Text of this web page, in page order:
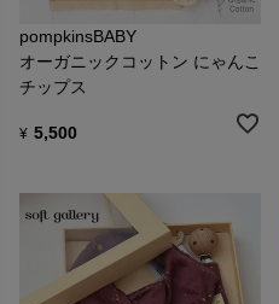
pompkinsBABY
オーガニックコットン にゃんこ
チップス
¥ 5,500